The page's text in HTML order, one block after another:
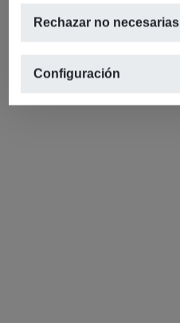
Rechazar no necesarias
Configuración